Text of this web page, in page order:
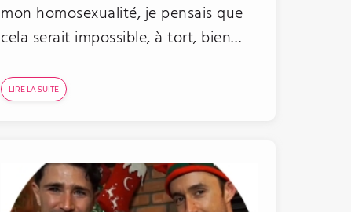
mon homosexualité, je pensais que
cela serait impossible, à tort, bien…
LIRE LA SUITE